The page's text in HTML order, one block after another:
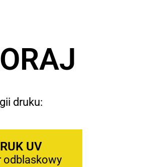
druku:
UV
odblaskowy